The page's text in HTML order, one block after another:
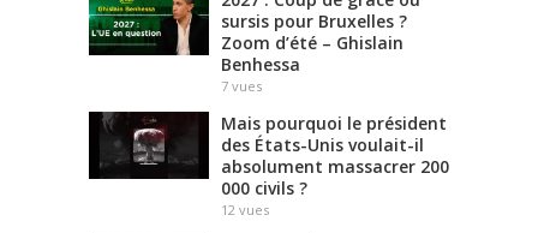
sursis pour Bruxelles ?
Zoom d’été – Ghislain
Benhessa
7 vues
Mais pourquoi le président
des États-Unis voulait-il
absolument massacrer 200
000 civils ?
12 vues